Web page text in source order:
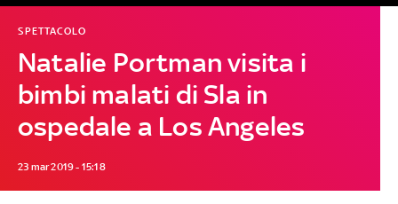
Natalie Portman visita i
bimbi malati di Sla in
ospedale a Los Angeles
SPETTACOLO
23 mar 2019 - 15:18